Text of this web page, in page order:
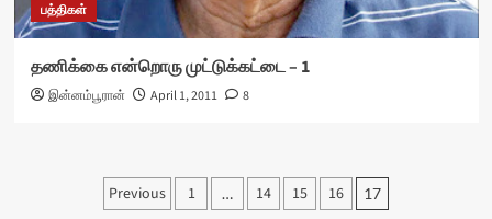
பத்திகள்
தணிக்கை என்றொரு முட்டுக்கட்டை – 1
இன்னம்பூரான் April 1, 2011 8
Posts
Previous 1 … 14 15 16 17